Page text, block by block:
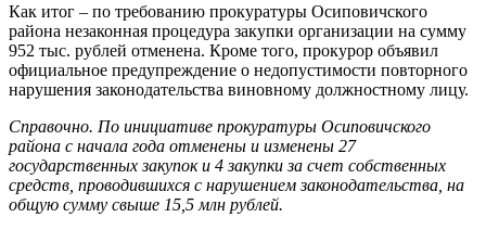
Как итог – по требованию прокуратуры Осиповичского
района незаконная процедура закупки организации на сумму
952 тыс. рублей отменена. Кроме того, прокурор объявил
официальное предупреждение о недопустимости повторного
нарушения законодательства виновному должностному лицу.
Справочно. По инициативе прокуратуры Осиповичского
района с начала года отменены и изменены 27
государственных закупок и 4 закупки за счет собственных
средств, проводившихся с нарушением законодательства, на
общую сумму свыше 15,5 млн рублей.